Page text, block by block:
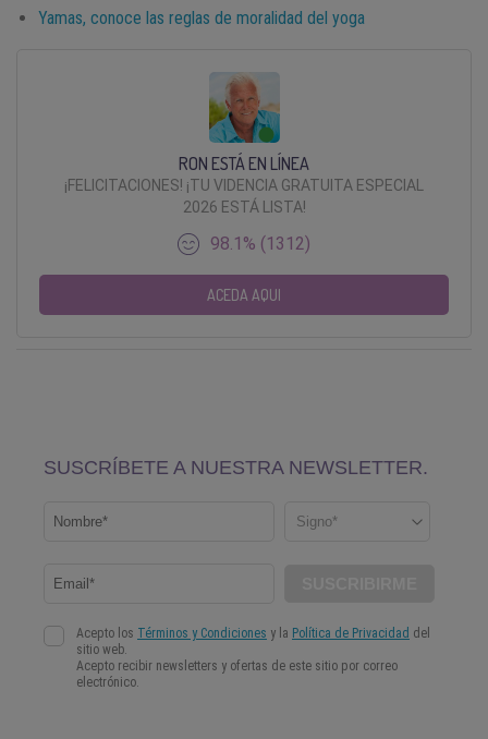
Yamas, conoce las reglas de moralidad del yoga
RON ESTÁ EN LÍNEA
¡FELICITACIONES! ¡TU VIDENCIA GRATUITA ESPECIAL
2026 ESTÁ LISTA!
98.1% (1312)
ACEDA AQUI